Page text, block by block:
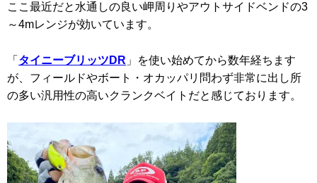
ここ最近だと水通しの良い岬周りやアウトサイドベンドの3
～4mレンジが効いています。
「 タイニーブリッツDR 」を使い始めてから数年経ちます
が、フィールドやボート・オカッパリ問わず非常に出し所
の多い汎用性の高いクランクベイトだと感じております。